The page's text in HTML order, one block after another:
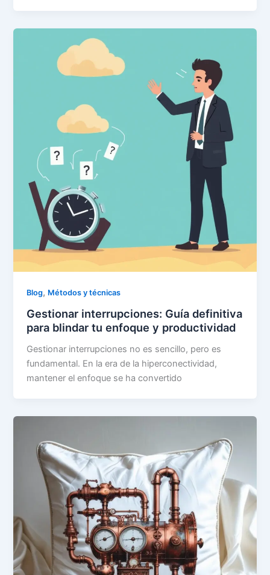
Blog, Métodos y técnicas
Gestionar interrupciones: Guía definitiva
para blindar tu enfoque y productividad
Gestionar interrupciones no es sencillo, pero es
fundamental. En la era de la hiperconectividad,
mantener el enfoque se ha convertido